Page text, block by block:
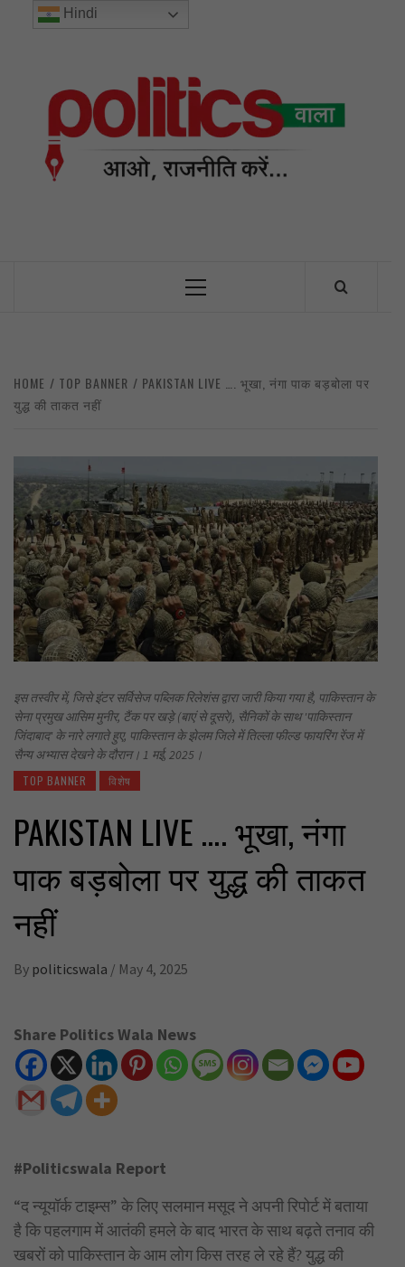
Primary
HOME TOP BANNER
PAKISTAN LIVE …. भूखा, नंगा पाक बड़बोला पर
युद्ध की ताकत नहीं
इस तस्वीर में, जिसे इंटर सर्विसेज पब्लिक रिलेशंस द्वारा जारी किया गया है, पाकिस्तान के
सेना प्रमुख आसिम मुनीर, टैंक पर खड़े (बाएं से दूसरे), सैनिकों के साथ 'पाकिस्तान
जिंदाबाद' के नारे लगाते हुए, पाकिस्तान के झेलम जिले में तिल्ला फील्ड फायरिंग रेंज में
सैन्य अभ्यास देखने के दौरान। 1 मई, 2025।
TOP BANNER विशेष
PAKISTAN LIVE …. भूखा, नंगा
पाक बड़बोला पर युद्ध की ताकत
नहीं
By politicswala / May 4, 2025
Share Politics Wala News
#Politicswala Report
“द न्यूयॉर्क टाइम्स” के लिए सलमान मसूद ने अपनी रिपोर्ट में बताया
है कि पहलगाम में आतंकी हमले के बाद भारत के साथ बढ़ते तनाव की
खबरों को पाकिस्तान के आम लोग किस तरह ले रहे हैं? युद्ध की
Hindi